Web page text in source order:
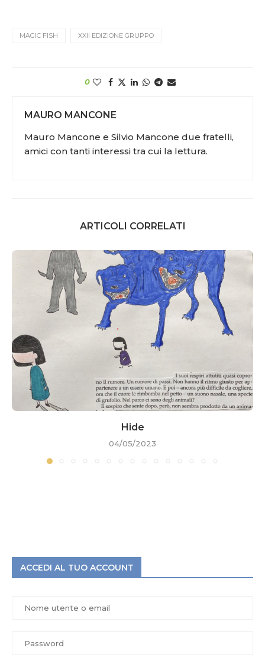
MAGIC FISH XXII EDIZIONE GRUPPO
0
MAURO MANCONE
Mauro Mancone e Silvio Mancone due fratelli,
amici con tanti interessi tra cui la lettura.
ARTICOLI CORRELATI
Hide
04/05/2023
ACCEDI AL TUO ACCOUNT